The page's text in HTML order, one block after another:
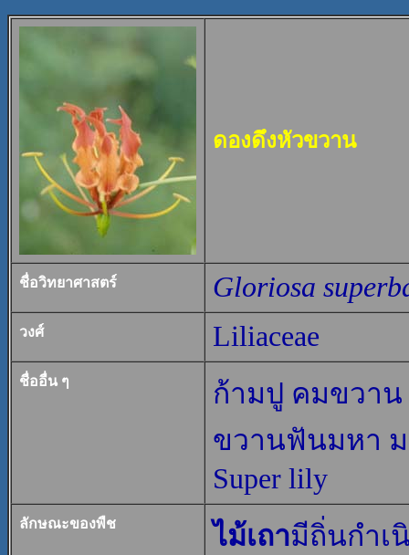
ดองดึงหัวขวาน
ชื่อวิทยาศาสตร์ Gloriosa
วงศ์ Liliaceae
ชื่ออื่น ๆ
ก้ามปู คมขวาน
ขวานฟันมหา ม
Super lily
ลักษณะของพืช ไม้เถามีถิ่นกำเ